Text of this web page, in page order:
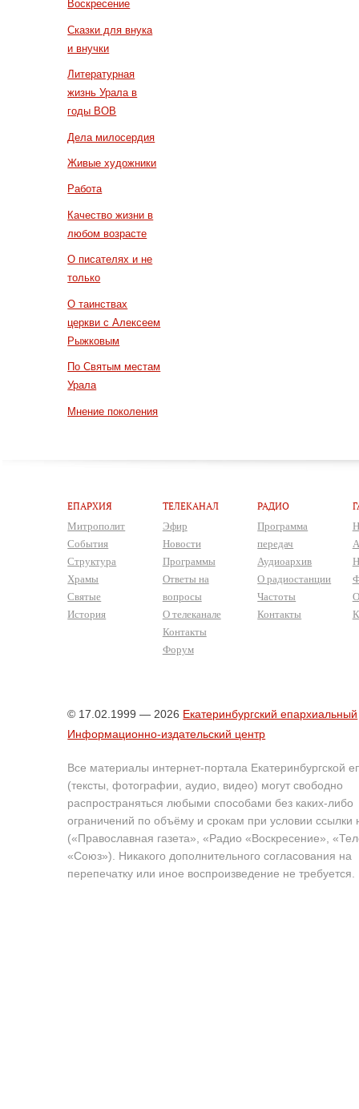
Воскресение
Сказки для внука
и внучки
Литературная
жизнь Урала в
годы ВОВ
Дела милосердия
Живые художники
Работа
Качество жизни в
любом возрасте
О писателях и не
только
О таинствах
церкви с Алексеем
Рыжковым
По Святым местам
Урала
Мнение поколения
ЕПАРХИЯ
Митрополит
События
Структура
Храмы
Святые
История
ТЕЛЕКАНАЛ
Эфир
Новости
Программы
Ответы на
вопросы
О телеканале
Контакты
Форум
РАДИО
Программа
передач
Аудиоархив
О радиостанции
Частоты
Контакты
© 17.02.1999 — 2026 Екатеринбургский епархиальный
Информационно-издательский центр
Все материалы интернет-портала Екатеринбургской
(тексты, фотографии, аудио, видео) могут свободно
распространяться любыми способами без каких-либо
ограничений по объёму и срокам при условии ссылки
(«Православная газета», «Радио «Воскресение»,
«Союз»). Никакого дополнительного согласования на
перепечатку или иное воспроизведение не требуется.